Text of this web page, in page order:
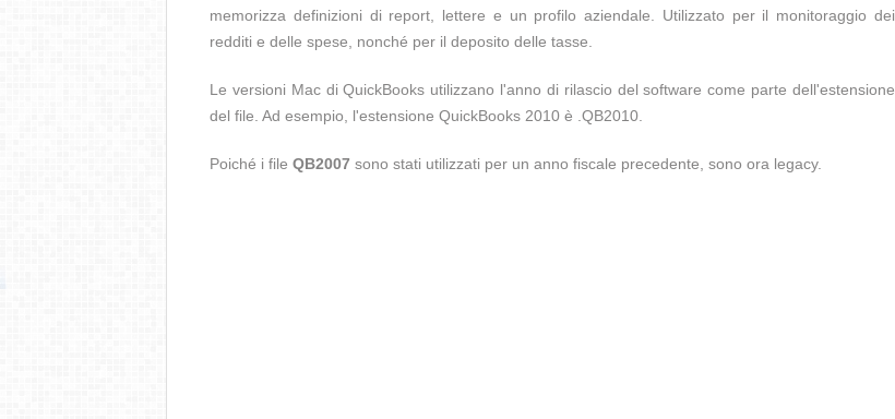
memorizza definizioni di report, lettere e un profilo aziendale. Utilizzato per il monitoraggio dei
redditi e delle spese, nonché per il deposito delle tasse.
Le versioni Mac di QuickBooks utilizzano l'anno di rilascio del software come parte dell'estensione
del file. Ad esempio, l'estensione QuickBooks 2010 è .QB2010.
Poiché i file QB2007 sono stati utilizzati per un anno fiscale precedente, sono ora legacy.